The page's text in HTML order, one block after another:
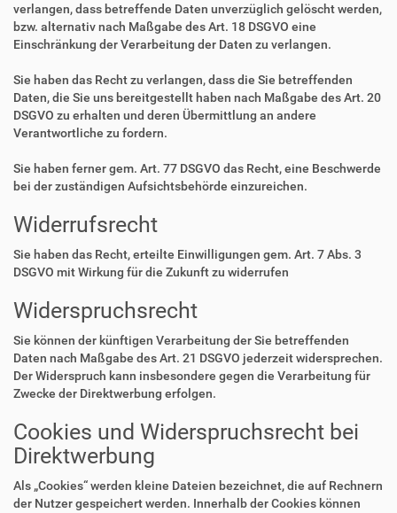
verlangen, dass betreffende Daten unverzüglich gelöscht werden,
bzw. alternativ nach Maßgabe des Art. 18 DSGVO eine
Einschränkung der Verarbeitung der Daten zu verlangen.
Sie haben das Recht zu verlangen, dass die Sie betreffenden
Daten, die Sie uns bereitgestellt haben nach Maßgabe des Art. 20
DSGVO zu erhalten und deren Übermittlung an andere
Verantwortliche zu fordern.
Sie haben ferner gem. Art. 77 DSGVO das Recht, eine Beschwerde
bei der zuständigen Aufsichtsbehörde einzureichen.
Widerrufsrecht
Sie haben das Recht, erteilte Einwilligungen gem. Art. 7 Abs. 3
DSGVO mit Wirkung für die Zukunft zu widerrufen
Widerspruchsrecht
Sie können der künftigen Verarbeitung der Sie betreffenden
Daten nach Maßgabe des Art. 21 DSGVO jederzeit widersprechen.
Der Widerspruch kann insbesondere gegen die Verarbeitung für
Zwecke der Direktwerbung erfolgen.
Cookies und Widerspruchsrecht bei
Direktwerbung
Als „Cookies“ werden kleine Dateien bezeichnet, die auf Rechnern
der Nutzer gespeichert werden. Innerhalb der Cookies können